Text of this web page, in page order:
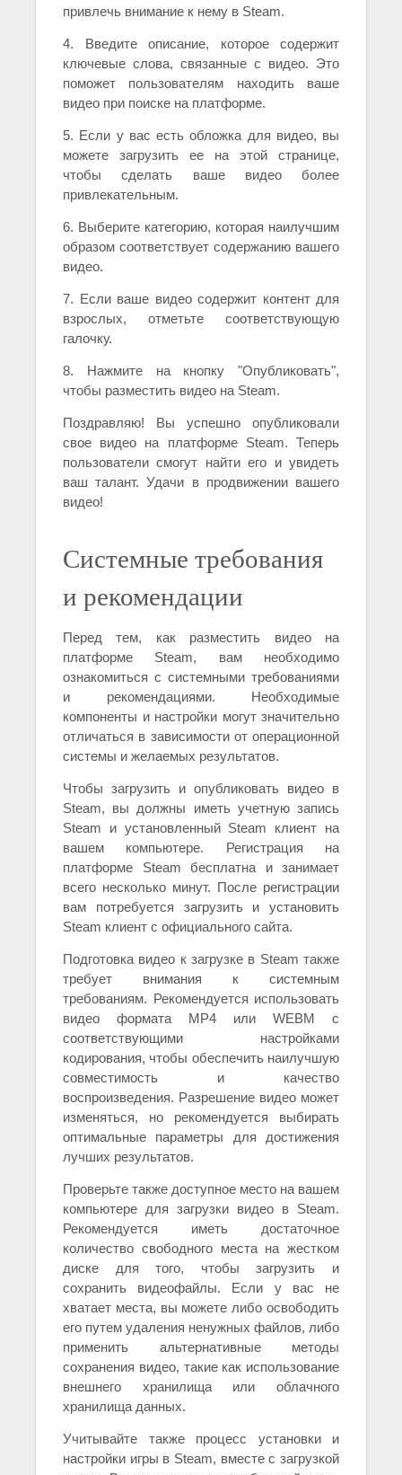
привлечь внимание к нему в Steam.
4. Введите описание, которое содержит
ключевые слова, связанные с видео. Это
поможет пользователям находить ваше
видео при поиске на платформе.
5. Если у вас есть обложка для видео, вы
можете загрузить ее на этой странице,
чтобы сделать ваше видео более
привлекательным.
6. Выберите категорию, которая наилучшим
образом соответствует содержанию вашего
видео.
7. Если ваше видео содержит контент для
взрослых, отметьте соответствующую
галочку.
8. Нажмите на кнопку "Опубликовать",
чтобы разместить видео на Steam.
Поздравляю! Вы успешно опубликовали
свое видео на платформе Steam. Теперь
пользователи смогут найти его и увидеть
ваш талант. Удачи в продвижении вашего
видео!
Системные требования
и рекомендации
Перед тем, как разместить видео на
платформе Steam, вам необходимо
ознакомиться с системными требованиями
и рекомендациями. Необходимые
компоненты и настройки могут значительно
отличаться в зависимости от операционной
системы и желаемых результатов.
Чтобы загрузить и опубликовать видео в
Steam, вы должны иметь учетную запись
Steam и установленный Steam клиент на
вашем компьютере. Регистрация на
платформе Steam бесплатна и занимает
всего несколько минут. После регистрации
вам потребуется загрузить и установить
Steam клиент с официального сайта.
Подготовка видео к загрузке в Steam также
требует внимания к системным
требованиям. Рекомендуется использовать
видео формата MP4 или WEBM с
соответствующими настройками
кодирования, чтобы обеспечить наилучшую
совместимость и качество
воспроизведения. Разрешение видео может
изменяться, но рекомендуется выбирать
оптимальные параметры для достижения
лучших результатов.
Проверьте также доступное место на вашем
компьютере для загрузки видео в Steam.
Рекомендуется иметь достаточное
количество свободного места на жестком
диске для того, чтобы загрузить и
сохранить видеофайлы. Если у вас не
хватает места, вы можете либо освободить
его путем удаления ненужных файлов, либо
применить альтернативные методы
сохранения видео, такие как использование
внешнего хранилища или облачного
хранилища данных.
Учитывайте также процесс установки и
настройки игры в Steam, вместе с загрузкой